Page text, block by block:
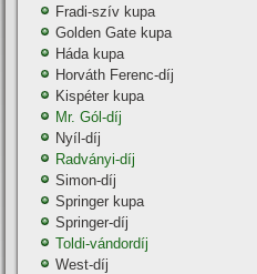
Fradi-szí­v kupa
Golden Gate kupa
Háda kupa
Horváth Ferenc-dí­j
Kispéter kupa
Mr. Gól-dí­j
Nyí­l-dí­j
Radványi-dí­j
Simon-dí­j
Springer kupa
Springer-dí­j
Toldi-vándordí­j
West-dí­j